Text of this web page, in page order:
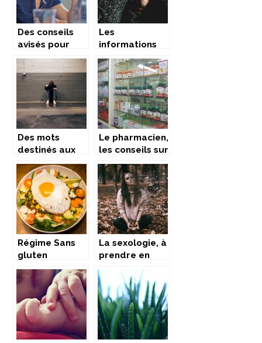
Des conseils
avisés pour
faire face aux
problèmes
d’angoisse
Les
informations
les plus utiles
pour gérer vos
divers
problèmes
d’angoisse
Des mots
destinés aux
personnes qui
souffrent
d’anxiété : ne
vous inquiétez
pas !
Le pharmacien,
les conseils sur
l’utilisation des
médocs
Régime Sans
gluten
La sexologie, à
prendre en
compte seul
ou en couple